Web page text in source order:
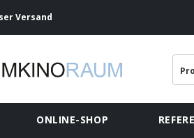
Versand
ONLINE-SHOP